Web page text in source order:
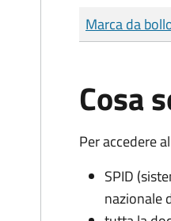
Tipo di
Importo
Marca da
Cosa
Per accedere
SPID
nazionale